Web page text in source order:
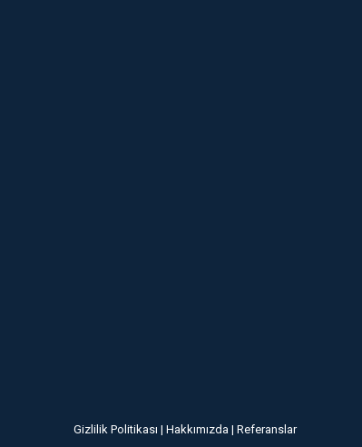
Gizlilik Politikası | Hakkımızda | Referanslar